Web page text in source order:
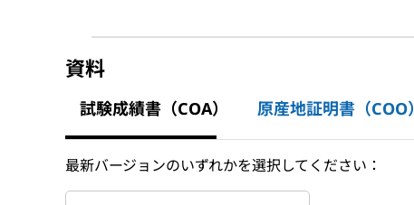
資料
試験成績書（COA） 原産地証明書（COO）
最新バージョンのいずれかを選択してください：